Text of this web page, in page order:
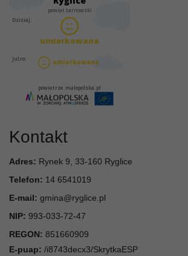
Kontakt
Adres: Rynek 9, 33-160 Ryglice
Telefon: 14 6541019
E-mail: gmina@ryglice.pl
NIP: 993-033-72-47
REGON: 851660909
E-puap: /i8743decx3/SkrytkaESP